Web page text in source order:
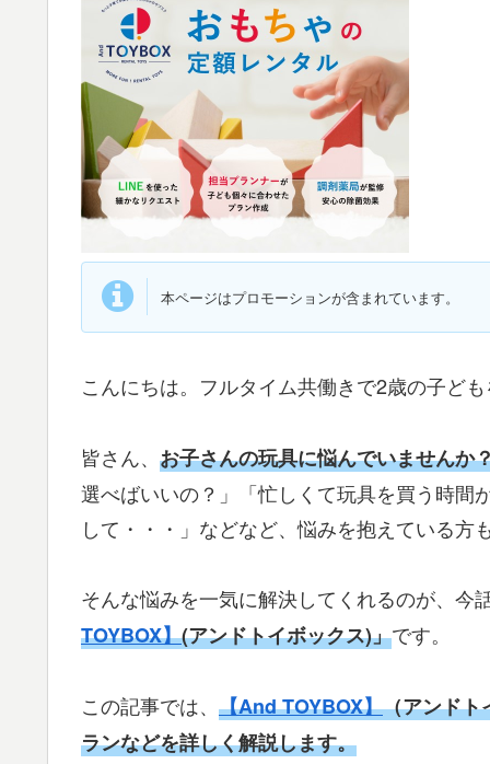
本ページはプロモーションが含まれています。
こんにちは。フルタイム共働きで2歳の子ど
皆さん、 お子さんの玩具に悩んでいませんか
選べばいいの？」「忙しくて玩具を買う時間
して・・・」などなど、悩みを抱えている方
そんな悩みを一気に解決してくれるのが、今
TOYBOX】(アンドトイボックス)」です。
この記事では、 【And TOYBOX】（アンドト
ランなどを詳しく解説します。